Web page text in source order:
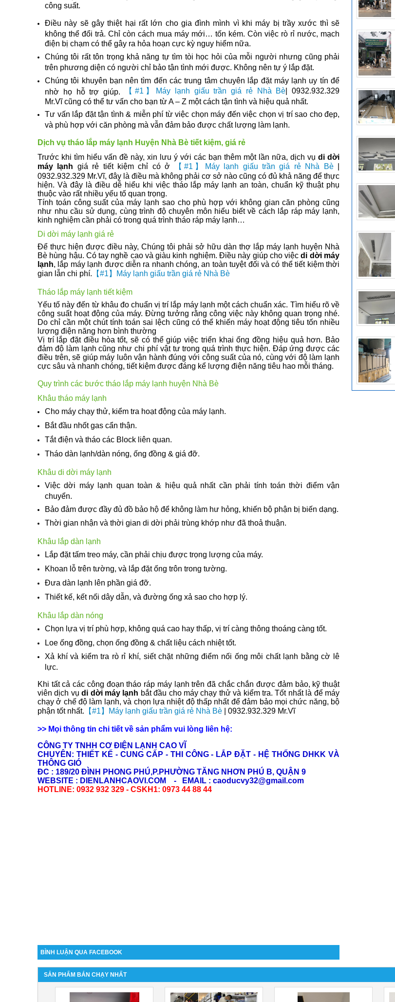
công suất.
Điều này sẽ gây thiệt hại rất lớn cho gia đình mình vì khi máy bị trầy xước thì sẽ
không thể đổi trả. Chỉ còn cách mua máy mới… tốn kém. Còn việc rò rỉ nước, mạch
điện bị chạm có thể gây ra hỏa hoạn cực kỳ nguy hiểm nữa.
Chúng tôi rất tôn trọng khả năng tự tìm tòi học hỏi của mỗi người nhưng cũng phải
trên phương diện có người chỉ bảo tận tình mới được. Không nên tự ý lắp đặt.
Chúng tôi khuyên bạn nên tìm đến các trung tâm chuyên lắp đặt máy lạnh uy tín để
nhờ họ hỗ trợ giúp. 【#1】Máy lạnh giấu trần giá rẻ Nhà Bè | 0932.932.329
Mr.Vĩ cũng có thể tư vấn cho bạn từ A – Z một cách tận tình và hiệu quả nhất.
Tư vấn lắp đặt tận tình & miễn phí từ việc chọn máy đến việc chọn vị trí sao cho đẹp,
và phù hợp với căn phòng mà vẫn đảm bảo được chất lượng làm lạnh.
Dịch vụ tháo lắp máy lạnh Huyện Nhà Bè tiết kiệm, giá rẻ
Trước khi tìm hiểu vấn đề này, xin lưu ý với các bạn thêm một lần nữa, dịch vụ di dời
máy lạnh giá rẻ tiết kiệm chỉ có ở 【#1】Máy lạnh giấu trần giá rẻ Nhà Bè
0932.932.329 Mr.Vĩ, đây là điều mà không phải cơ sở nào cũng có đủ khả năng để thực
hiện. Và đây là điều dễ hiểu khi việc tháo lắp máy lạnh an toàn, chuẩn kỹ thuật phụ
thuộc vào rất nhiều yếu tố quan trọng.
Tính toán công suất của máy lạnh sao cho phù hợp với không gian căn phòng cũng
như nhu cầu sử dụng, cùng trình độ chuyên môn hiểu biết về cách lắp ráp máy lạnh,
kinh nghiệm cần phải có trong quá trình tháo ráp máy lạnh…
Di dời máy lạnh giá rẻ
Để thực hiện được điều này, Chúng tôi phải sở hữu dàn thợ lắp máy lạnh huyện Nhà
Bè hùng hậu. Có tay nghề cao và giàu kinh nghiệm. Điều này giúp cho việcdi dời máy
lạnh, lắp máy lạnh được diễn ra nhanh chóng, an toàn tuyệt đối và có thể tiết kiệm thời
gian lẫn chi phí. 【#1】Máy lạnh giấu trần giá rẻ Nhà Bè
Tháo lắp máy lạnh tiết kiệm
Yếu tố này đến từ khâu đo chuẩn vị trí lắp máy lạnh một cách chuẩn xác. Tìm hiểu rõ về
công suất hoạt động của máy. Đừng tưởng rằng công việc này không quan trọng nhé.
Do chỉ cần một chút tính toán sai lệch cũng có thể khiến máy hoạt động tiêu tốn nhiều
lượng điện năng hơn bình thường
Vị trí lắp đặt điều hòa tốt, sẽ có thể giúp việc triển khai ống đồng hiệu quả hơn. Bảo
đảm độ làm lạnh cũng như chi phí vật tư trong quá trình thực hiện. Đáp ứng được các
điều trên, sẽ giúp máy luôn vận hành đúng với công suất của nó, cùng với độ làm lạnh
cực sâu và nhanh chóng, tiết kiệm được đáng kể lượng điện năng tiêu hao mỗi tháng.
Quy trình các bước tháo lắp máy lạnh huyện Nhà Bè
Khâu tháo máy lạnh
Cho máy chạy thử, kiểm tra hoạt động của máy lạnh.
Bắt đầu nhốt gas cẩn thận.
Tắt điện và tháo các Block liên quan.
Tháo dàn lạnh/dàn nóng, ống đồng & giá đỡ.
Khâu di dời máy lạnh
Việc dời máy lạnh quan toàn & hiệu quả nhất cần phải tính toán thời điểm vận
chuyển.
Bảo đảm được đầy đủ đồ bảo hộ để không làm hư hỏng, khiến bộ phận bị biến dạng.
Thời gian nhận và thời gian di dời phải trùng khớp như đã thoả thuận.
Khâu lắp dàn lạnh
Lắp đặt tấm treo máy, cần phải chịu được trọng lượng của máy.
Khoan lỗ trên tường, và lắp đặt ống trôn trong tường.
Đưa dàn lạnh lên phần giá đỡ.
Thiết kế, kết nối dây dẫn, và đường ống xả sao cho hợp lý.
Khâu lắp dàn nóng
Chọn lựa vị trí phù hợp, không quá cao hay thấp, vị trí càng thông thoáng càng tốt.
Loe ống đồng, chọn ống đồng & chất liệu cách nhiệt tốt.
Xả khí và kiểm tra rò rỉ khí, siết chặt những điểm nối ống môi chất lạnh bằng cờ lê
lực.
Khi tất cả các công đoạn tháo ráp máy lạnh trên đã chắc chắn được đảm bảo, kỹ thuật
viên dịch vụdi dời máy lạnh bắt đầu cho máy chạy thử và kiểm tra. Tốt nhất là để máy
chạy ở chế độ làm lạnh, và chọn lựa nhiệt độ thấp nhất để đảm bảo mọi chức năng, bộ
phận tốt nhất. 【#1】Máy lạnh giấu trần giá rẻ Nhà Bè | 0932.932.329 Mr.Vĩ
>> Mọi thông tin chi tiết về sản phẩm vui lòng liên hệ:
CÔNG TY TNHH CƠ ĐIỆN LẠNH CAO VĨ
CHUYÊN: THIẾT KẾ - CUNG CẤP - THI CÔNG - LẮP ĐẶT - HỆ THỐNG DHKK VÀ
THÔNG GIÓ
ĐC : 189/20 ĐÌNH PHONG PHÚ,P.PHƯỜNG TĂNG NHƠN PHÚ B, QUẬN 9
WEBSITE : DIENLANHCAOVI.COM -
EMAIL : caoducvy32@gmail.com
HOTLINE: 0932 932 329 - CSKH1: 0973 44 88 44
BÌNH LUẬN QUA FACEBOOK
SẢN PHẨM BÁN CHẠY NHẤT